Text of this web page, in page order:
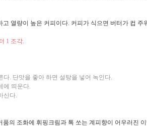
고 열량이 높은 커피이다. 커피가 식으면 버터가 컵 주
1 조각.
다. 단맛을 좋아 하면 설탕을 넣어 녹인다.
에 띄운다.
신다.
품의 조화에 휘핑크림과 톡 쏘는 계피향이 어우러진